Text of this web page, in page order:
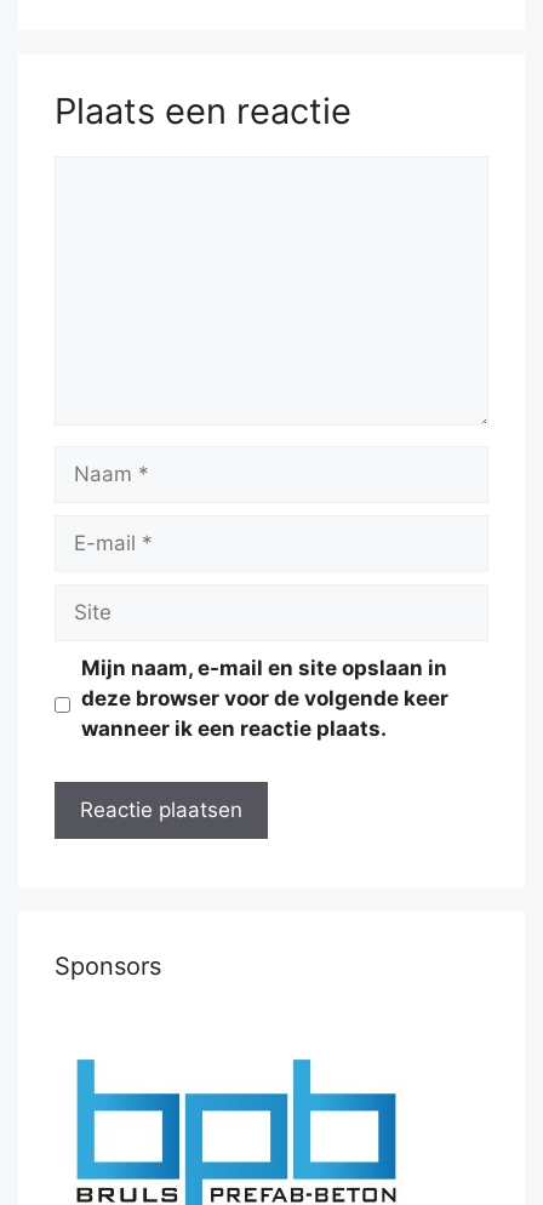
Plaats een reactie
Naam
Site
Mijn naam, e-mail en site opslaan in
deze browser voor de volgende keer
wanneer ik een reactie plaats.
Sponsors